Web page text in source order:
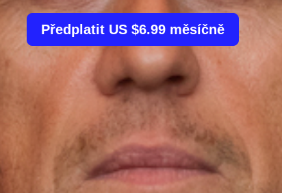
Předplatit US $6.99 měsíčně